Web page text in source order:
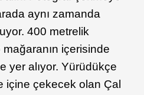
aynı zamanda
400 metrelik
içerisinde
yer alıyor. Yürüdükçe
içine çekecek olan Çal